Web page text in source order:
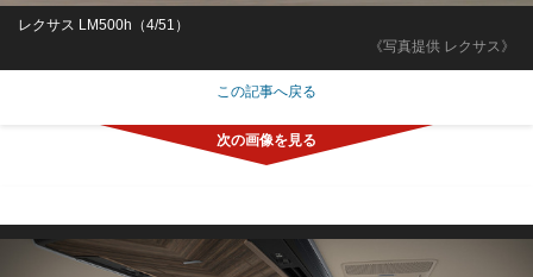
《写真提供 レクサス》
レクサス LM500h（4/51）
この記事へ戻る